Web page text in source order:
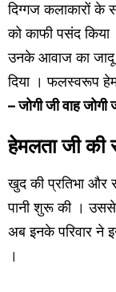
दिग्गज कलाकारों के
को काफी पसंद किया
उनके आवाज का जादू
दिया । फलस्वरूप
– जोगी जी वाह जोगी
हेमलता जी की
खुद की प्रतिभा और
पानी शुरू की । उससे
अब इनके परिवार ने
।